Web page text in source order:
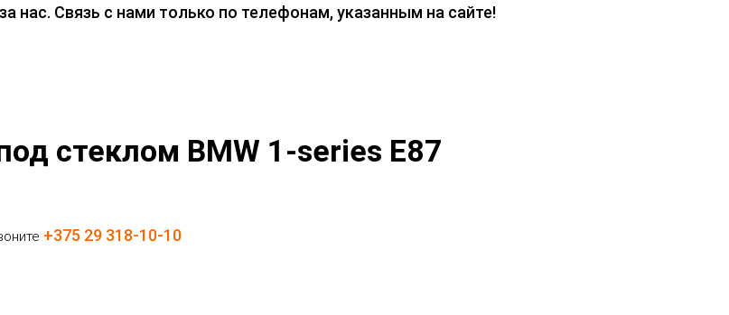
нас. Связь с нами только по телефонам, указанным на сайте!
стеклом BMW 1-series E87
+375 29 318-10-10